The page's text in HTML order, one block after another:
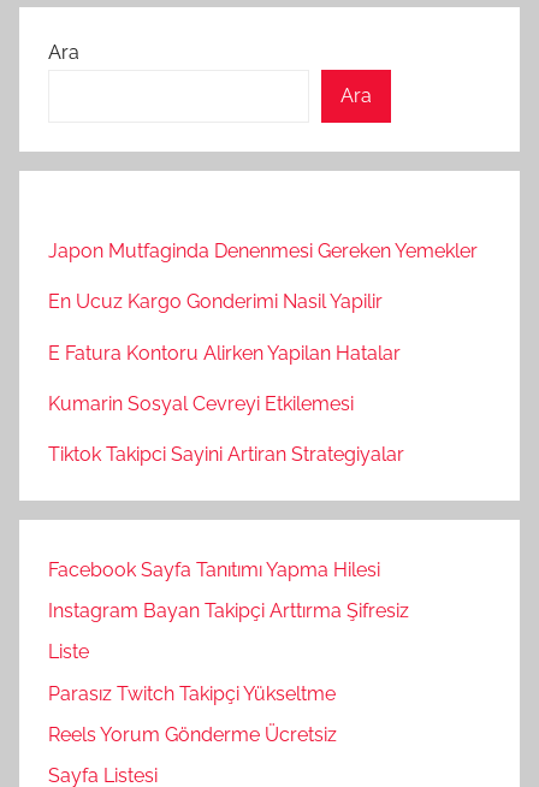
Ara
Ara
Japon Mutfaginda Denenmesi Gereken Yemekler
En Ucuz Kargo Gonderimi Nasil Yapilir
E Fatura Kontoru Alirken Yapilan Hatalar
Kumarin Sosyal Cevreyi Etkilemesi
Tiktok Takipci Sayini Artiran Strategiyalar
Facebook Sayfa Tanıtımı Yapma Hilesi
Instagram Bayan Takipçi Arttırma Şifresiz
Liste
Parasız Twitch Takipçi Yükseltme
Reels Yorum Gönderme Ücretsiz
Sayfa Listesi